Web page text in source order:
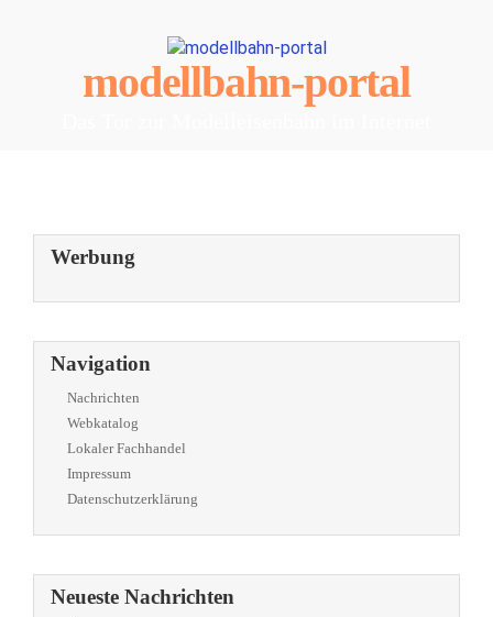
modellbahn-portal
Werbung
Navigation
Nachrichten
Webkatalog
Lokaler Fachhandel
Impressum
Datenschutzerklärung
Neueste Nachrichten